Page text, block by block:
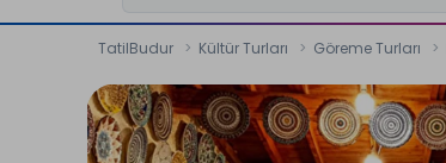
TatilBudur Kültür Turları Göreme Turları